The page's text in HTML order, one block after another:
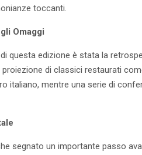
toccanti.
Omaggi
questa edizione è stata la
di classici restaurati
italiano, mentre una serie di
segnato un importante passo